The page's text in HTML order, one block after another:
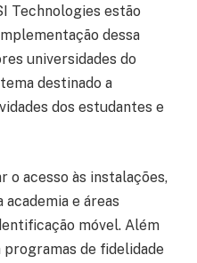
Technologies estão
dessa
universidades do
destinado a
dos estudantes e
o acesso às instalações,
e áreas
móvel. Além
de fidelidade